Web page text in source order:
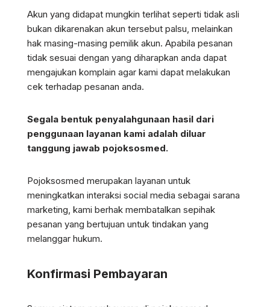
Akun yang didapat mungkin terlihat seperti tidak asli
bukan dikarenakan akun tersebut palsu, melainkan
hak masing-masing pemilik akun. Apabila pesanan
tidak sesuai dengan yang diharapkan anda dapat
mengajukan komplain agar kami dapat melakukan
cek terhadap pesanan anda.
Segala bentuk penyalahgunaan hasil dari
penggunaan layanan kami adalah diluar
tanggung jawab pojoksosmed.
Pojoksosmed merupakan layanan untuk
meningkatkan interaksi social media sebagai sarana
marketing, kami berhak membatalkan sepihak
pesanan yang bertujuan untuk tindakan yang
melanggar hukum.
Konfirmasi Pembayaran